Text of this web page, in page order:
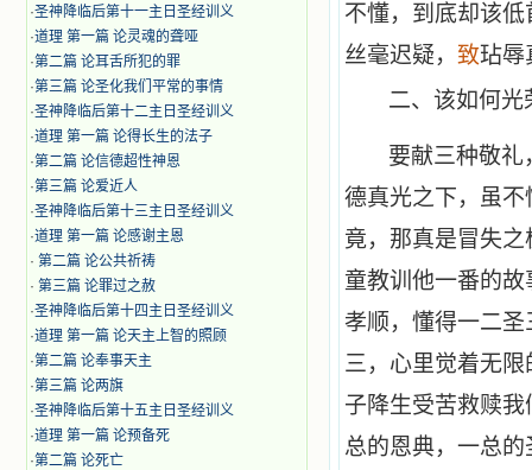
·圣神降临后第十一主日圣经训义
·道理 第一篇 论灵魂的聋哑
·第二篇 论耳舌所犯的罪
·第三篇 论圣化我们平常的事情
·圣神降临后第十二主日圣经训义
·道理 第一篇 论得长生的法子
·第二篇 论信德超性神恩
·第三篇 论爱近人
·圣神降临后第十三主日圣经训义
·道理 第一篇 论感谢主恩
· 第二篇 论公共祈祷
· 第三篇 论罪过之赦
·圣神降临后第十四主日圣经训义
·道理 第一篇 论天主上智的照顾
·第二篇 论奉事天主
·第三篇 论两旗
·圣神降临后第十五主日圣经训义
·道理 第一篇 论预备死
·第二篇 论死亡
不懂，到底却该
丝毫迟疑， 致玷辱
二、 该如何光
要献三种敬礼
德真光之下，虽
竟，那真是冒失
童教训他一番的
孝顺，懂得一二
三，心里觉着无
子降生受苦救赎
总的恩典，一总